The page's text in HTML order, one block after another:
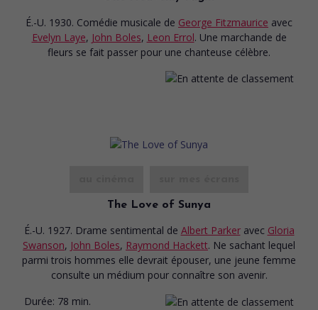
É.-U. 1930. Comédie musicale de George Fitzmaurice avec
Evelyn Laye, John Boles, Leon Errol. Une marchande de
fleurs se fait passer pour une chanteuse célèbre.
The Love of Sunya
É.-U. 1927. Drame sentimental de Albert Parker avec Gloria
Swanson, John Boles, Raymond Hackett. Ne sachant lequel
parmi trois hommes elle devrait épouser, une jeune femme
consulte un médium pour connaître son avenir.
Durée: 78 min.